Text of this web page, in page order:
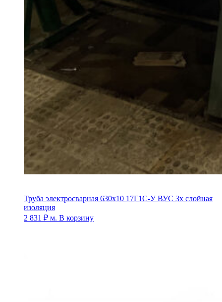
Труба электросварная 630х10 17Г1С-У ВУС 3х слойная
изоляция
2 831 ₽ м. В корзину